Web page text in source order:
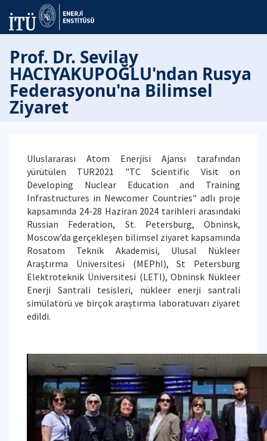
Prof. Dr. Sevilay
HACIYAKUPOĞLU'ndan Rusya
Federasyonu'na Bilimsel
Ziyaret
Uluslararası Atom Enerjisi Ajansı tarafından
yürütülen TUR2021 "TC Scientific Visit on
Developing Nuclear Education and Training
Infrastructures in Newcomer Countries" adlı proje
kapsamında 24-28 Haziran 2024 tarihleri arasındaki
Russian Federation, St. Petersburg, Obninsk,
Moscow’da gerçekleşen bilimsel ziyaret kapsamında
Rosatom Teknik Akademisi, Ulusal Nükleer
Araştırma Üniversitesi (MEPhI), St Petersburg
Elektroteknik Üniversitesi (LETI), Obninsk Nükleer
Enerji Santrali tesisleri, nükleer enerji santrali
simülatörü ve birçok araştırma laboratuvarı ziyaret
edildi.